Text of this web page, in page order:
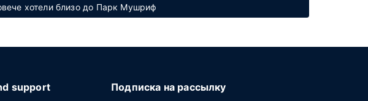
хотели близо до Парк Мушриф
support Подписка на рассылку